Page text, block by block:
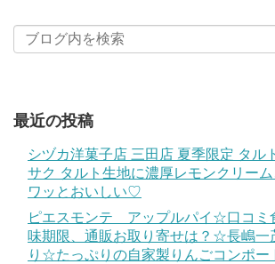
最近の投稿
シヅカ洋菓子店 三田店 夏季限定 タル
サク タルト生地に濃厚レモンクリー
ワッとおいしい♡
ピエスモンテ アップルパイ☆口コミ
味期限、通販お取り寄せは？☆長嶋一
り☆たっぷりの自家製りんごコンポー